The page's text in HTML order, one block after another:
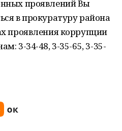
проявлений Вы
в прокуратуру района
проявления коррупции
3-34-48, 3-35-65, 3-35-